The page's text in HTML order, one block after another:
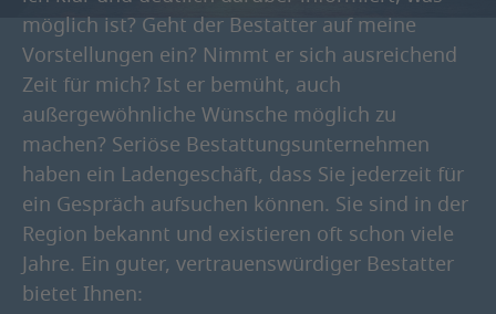
möglich ist? Geht der Bestatter auf meine
Vorstellungen ein? Nimmt er sich ausreichend
Zeit für mich? Ist er bemüht, auch
außergewöhnliche Wünsche möglich zu
machen? Seriöse Bestattungsunternehmen
haben ein Ladengeschäft, dass Sie jederzeit für
ein Gespräch aufsuchen können. Sie sind in der
Region bekannt und existieren oft schon viele
Jahre. Ein guter, vertrauenswürdiger Bestatter
bietet Ihnen: